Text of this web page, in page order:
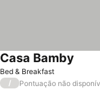
Bed & Breakfast
Casa Bamby
/ Pontuação não